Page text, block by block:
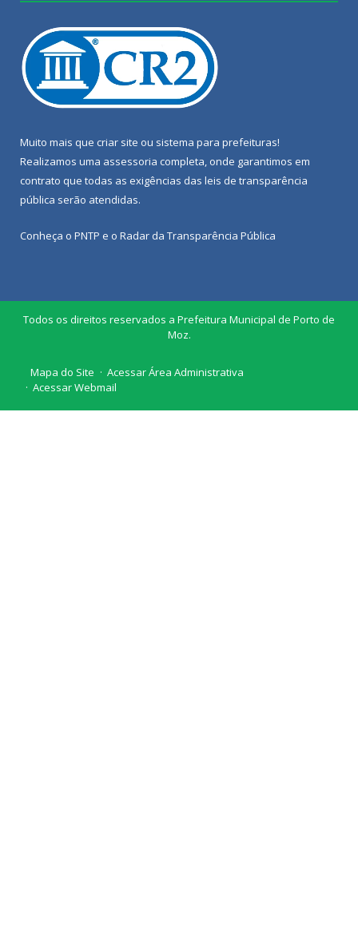
Muito mais que criar site ou sistema para prefeituras!
Realizamos uma assessoria completa, onde garantimos em
contrato que todas as exigências das leis de transparência
pública serão atendidas.
Conheça o PNTP e o Radar da Transparência Pública
Todos os direitos reservados a Prefeitura Municipal de Porto de
Moz.
Mapa do Site
Acessar Área Administrativa
Acessar Webmail